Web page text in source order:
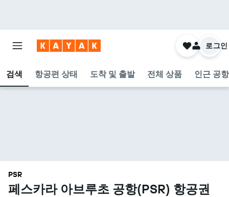
검색 항공편 상태 도착 및 출발 전체 상품 인근 공항
로그인
PSR
페스카라 아브루초 공항(PSR) 항공권